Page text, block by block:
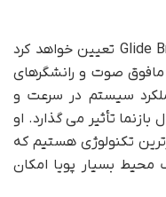
وی افزود: این مرحله از برنامه Glide Breaker تعیین خواهد کرد
مافوق صوت و رانشگرهای
سیستم در سرعت و
تأثیر می گذارد. او
تکنولوژی هستیم که
بسیار پویا امکان